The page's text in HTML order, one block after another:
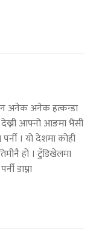
अनेक अनेक हत्कन्डा
देख्नी आफ्नो आङमा भैंसी
। यो देशमा कोही
हो । टुँडिखेलमा
डाम्ना